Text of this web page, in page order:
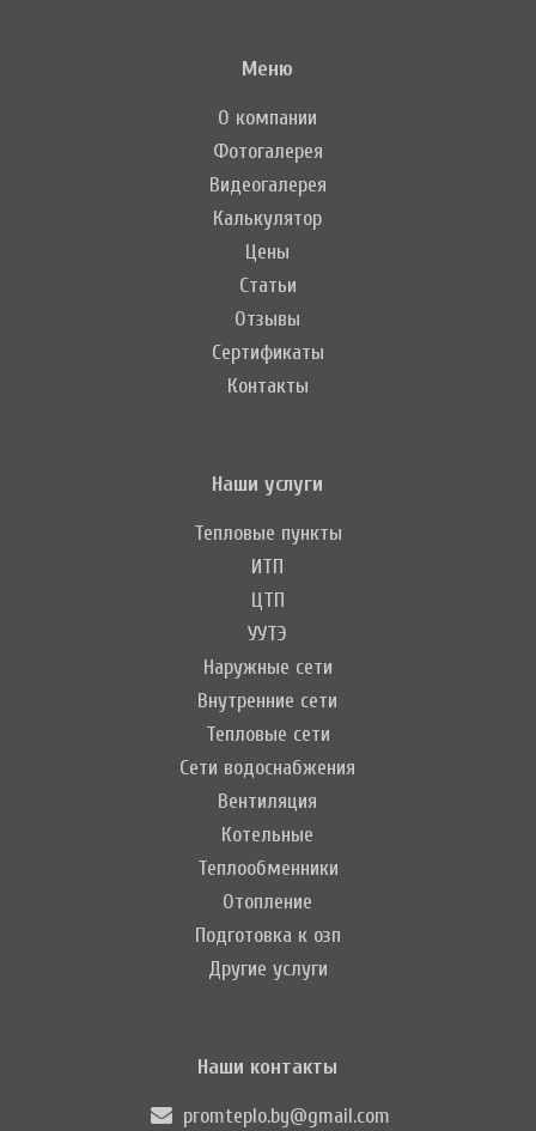
Меню
О компании
Фотогалерея
Видеогалерея
Калькулятор
Цены
Статьи
Отзывы
Сертификаты
Контакты
Наши услуги
Тепловые пункты
ИТП
ЦТП
УУТЭ
Наружные сети
Внутренние сети
Тепловые сети
Сети водоснабжения
Вентиляция
Котельные
Теплообменники
Отопление
Подготовка к озп
Другие услуги
Наши контакты
promteplo.by@gmail.com